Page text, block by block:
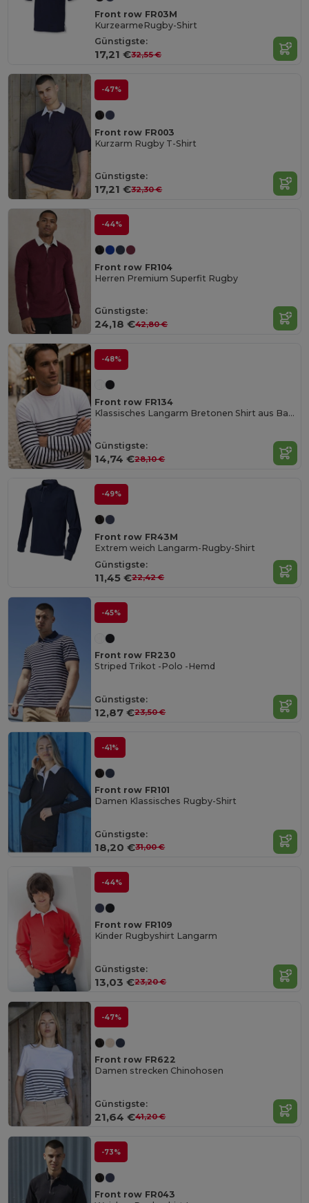
Front row FR03M
KurzearmeRugby-Shirt
Günstigste:
17,21 €32,55 €
-47%
Front row FR003
Kurzarm Rugby T-Shirt
Günstigste:
17,21 €32,30 €
-44%
Front row FR104
Herren Premium Superfit Rugby
Günstigste:
24,18 €42,80 €
-48%
Front row FR134
Klassisches Langarm Bretonen Shirt aus Baumwolle
Günstigste:
14,74 €28,10 €
-49%
Front row FR43M
Extrem weich Langarm-Rugby-Shirt
Günstigste:
11,45 €22,42 €
-45%
Front row FR230
Striped Trikot -Polo -Hemd
Günstigste:
12,87 €23,50 €
-41%
Front row FR101
Damen Klassisches Rugby-Shirt
Günstigste:
18,20 €31,00 €
-44%
Front row FR109
Kinder Rugbyshirt Langarm
Günstigste:
13,03 €23,20 €
-47%
Front row FR622
Damen strecken Chinohosen
Günstigste:
21,64 €41,20 €
-73%
Front row FR043